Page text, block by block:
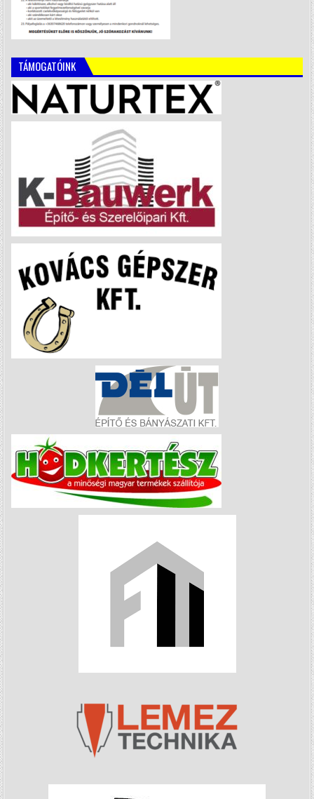
TÁMOGATÓINK